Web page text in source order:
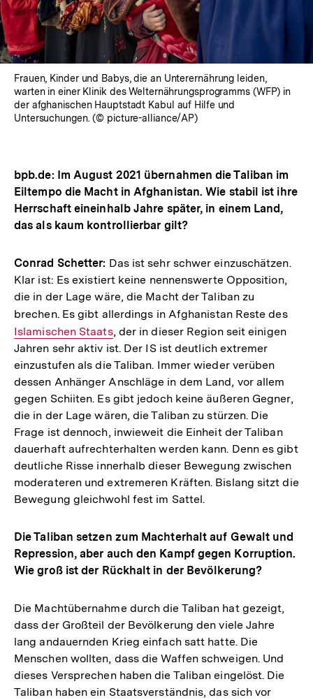
Frauen, Kinder und Babys, die an Unterernährung leiden,
warten in einer Klinik des Welternährungsprogramms (WFP) in
der afghanischen Hauptstadt Kabul auf Hilfe und
Untersuchungen. (© picture-alliance/AP)
bpb.de: Im August 2021 übernahmen die Taliban im
Eiltempo die Macht in Afghanistan. Wie stabil ist ihre
Herrschaft eineinhalb Jahre später, in einem Land,
das als kaum kontrollierbar gilt?
Conrad Schetter: Das ist sehr schwer einzuschätzen.
Klar ist: Es existiert keine nennenswerte Opposition,
die in der Lage wäre, die Macht der Taliban zu
brechen. Es gibt allerdings in Afghanistan Reste des
Islamischen Staats, der in dieser Region seit einigen
Jahren sehr aktiv ist. Der IS ist deutlich extremer
einzustufen als die Taliban. Immer wieder verüben
dessen Anhänger Anschläge in dem Land, vor allem
gegen Schiiten. Es gibt jedoch keine äußeren Gegner,
die in der Lage wären, die Taliban zu stürzen. Die
Frage ist dennoch, inwieweit die Einheit der Taliban
dauerhaft aufrechterhalten werden kann. Denn es gibt
deutliche Risse innerhalb dieser Bewegung zwischen
moderateren und extremeren Kräften. Bislang sitzt die
Bewegung gleichwohl fest im Sattel.
Die Taliban setzen zum Machterhalt auf Gewalt und
Repression, aber auch den Kampf gegen Korruption.
Wie groß ist der Rückhalt in der Bevölkerung?
Die Machtübernahme durch die Taliban hat gezeigt,
dass der Großteil der Bevölkerung den viele Jahre
lang andauernden Krieg einfach satt hatte. Die
Menschen wollten, dass die Waffen schweigen. Und
dieses Versprechen haben die Taliban eingelöst. Die
Taliban haben ein Staatsverständnis, das sich vor